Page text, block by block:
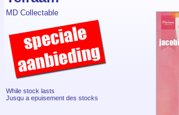
MD Collectable
While stock lasts
Jusqu a epuisement des stocks